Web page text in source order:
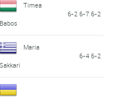
Timea
Babos
6-2 6-7 6-2
Maria
Sakkari
6-4 6-2